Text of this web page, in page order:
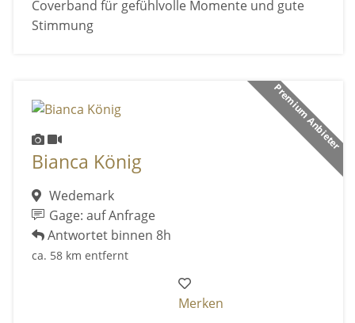
Coverband für gefühlvolle Momente und gute
Stimmung
Premium Anbieter
Bianca König
Wedemark
Gage: auf Anfrage
Antwortet binnen 8h
ca. 58 km entfernt
Merken